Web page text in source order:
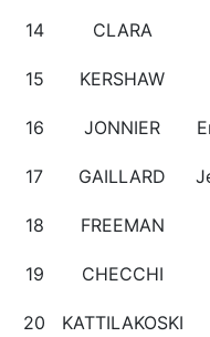
14 CLARA
15 KERSHAW
16 JONNIER
17 GAILLARD
18 FREEMAN
19 CHECCHI
20 KATTILAKOSKI